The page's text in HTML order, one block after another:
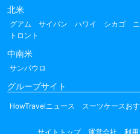
北米
グアム サイパン ハワイ シカゴ
トロント
中南米
サンパウロ
グループサイト
HowTravelニュース スーツケースお
サイトトップ 運営会社 利